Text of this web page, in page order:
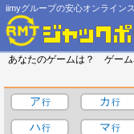
iimyグループの安心オンライン
あなたのゲームは？ ゲーム
ア
カ
ハ
マ